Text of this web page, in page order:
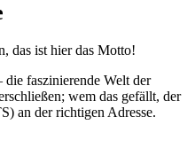
das ist hier das Motto!
faszinierende Welt der
wem das gefällt, der
an der richtigen Adresse.